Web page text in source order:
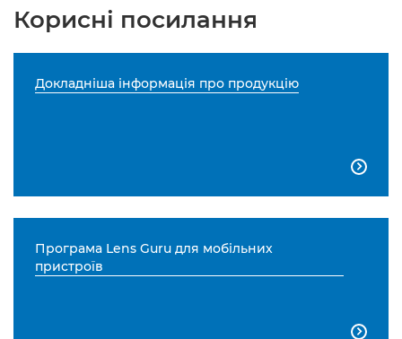
Корисні посилання
Докладніша інформація про продукцію

Програма Lens Guru для мобільних
пристроїв
